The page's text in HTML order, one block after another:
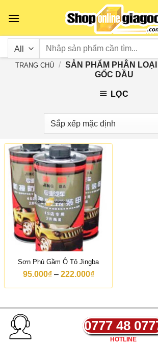
TRANG CHỦ / SẢN PHẨM PHÂN
GỐC DẦU
LỌC
Sơn Phủ Gầm Ô Tô Jingba
95.000₫ – 222.000₫K
o
n
g
i
á
0777 48
HOTLINE